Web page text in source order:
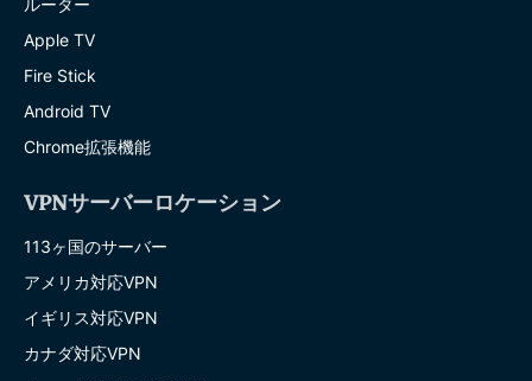
ルーター
Apple TV
Fire Stick
Android TV
Chrome拡張機能
VPNサーバーロケーション
113ヶ国のサーバー
アメリカ対応VPN
イギリス対応VPN
カナダ対応VPN